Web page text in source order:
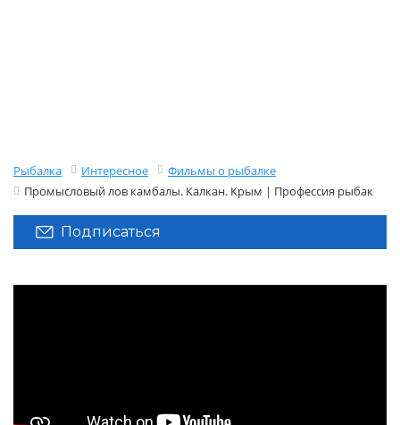
Рыбалка Интересное
Фильмы о рыбалке
Промысловый лов камбалы. Калкан. Крым | Профессия рыбак
Подписаться